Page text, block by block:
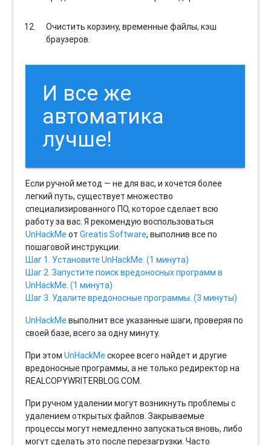
Очистить корзину, временные файлы, кэш
браузеров.
И все же
автоматика
лучше!
Если ручной метод — не для вас, и хочется более
легкий путь, существует множество
специализированного ПО, которое сделает всю
работу за вас. Я рекомендую воспользоваться
UnHackMeотGreatis Software, выполнив все по
пошаговой инструкции.
Шаг 1. Установите UnHackMe. (1 минута)
Шаг 2. Запустите поиск вредоносных программ в
UnHackMe. (1 минута)
Шаг 3. Удалите вредоносные программы. (3 минуты)
UnHackMeвыполнит все указанные шаги, проверяя по
своей базе, всего за одну минуту.
При этомUnHackMeскорее всего найдет и другие
вредоносные программы, а не только редиректор на
REALCOPYWRITERBLOG.COM.
При ручном удалении могут возникнуть проблемы с
удалением открытых файлов. Закрываемые
процессы могут немедленно запускаться вновь, либо
могут сделать это после перезагрузки. Часто